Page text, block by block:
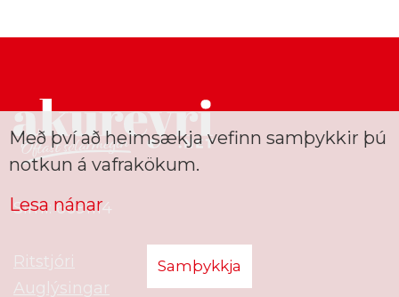
Sími: 6691114
Ritstjóri
Auglýsingar
Með því að heimsækja vefinn samþykkir þú
notkun á vafrakökum.
Lesa nánar
Samþykkja